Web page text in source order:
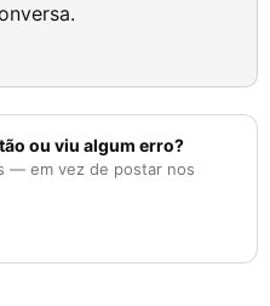
ou viu algum erro?
— em vez de postar nos